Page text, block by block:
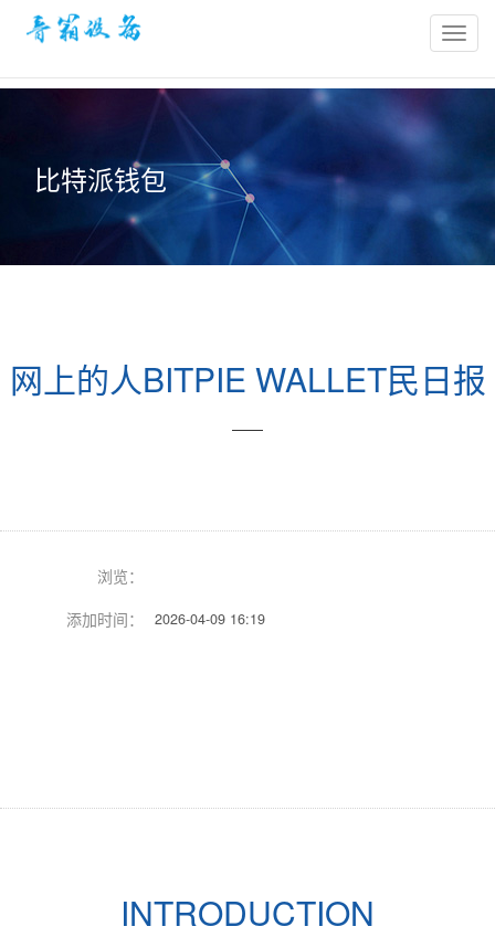
bitpie
网-
冷
钱
包
比特派钱包
网上的人BITPIE WALLET民日报
——
浏览：
添加时间：
2026-04-09 16:19
INTRODUCTION